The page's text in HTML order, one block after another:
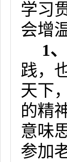
学习
会增
1
践，
天下
的精
意味
参加